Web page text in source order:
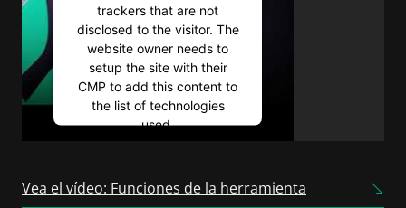
trackers that are not
disclosed to the visitor. The
website owner needs to
setup the site with their
CMP to add this content to
the list of technologies
used.
Consent Management
Vea el vídeo: Funciones de la herramienta